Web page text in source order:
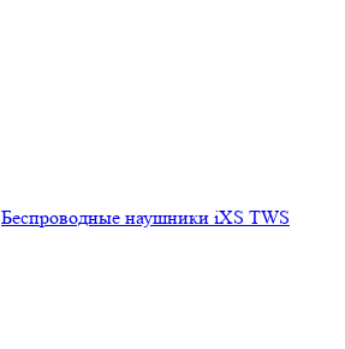
Беспроводные наушники iXS TWS